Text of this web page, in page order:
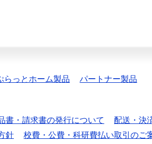
らっとホーム製品 パートナー製品
書・請求書の発行について 配送・決
針 校費・公費・科研費払い取引のご